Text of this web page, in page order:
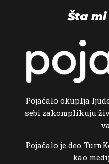
Šta
Pojačalo okuplja
sebi zakomplikuju
Pojačalo je deo
kao